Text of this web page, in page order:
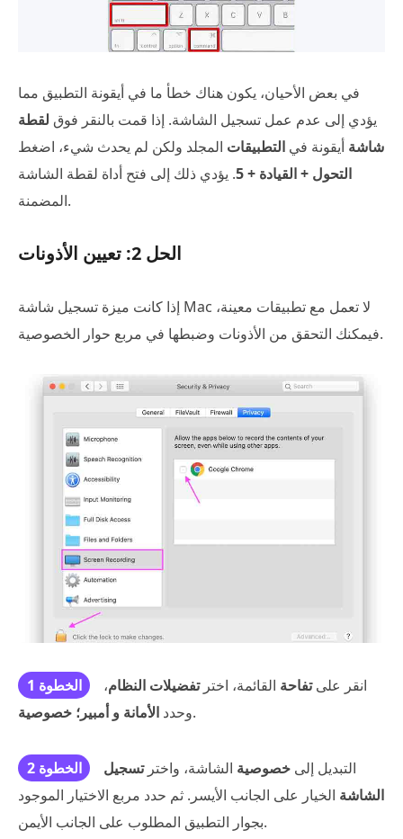
في بعض الأحيان، يكون هناك خطأ ما في أيقونة التطبيق مما
يؤدي إلى عدم عمل تسجيل الشاشة. إذا قمت بالنقر فوق لقطة
شاشة أيقونة في التطبيقات المجلد ولكن لم يحدث شيء، اضغط
التحول + القيادة + 5
. يؤدي ذلك إلى فتح أداة لقطة الشاشة
المضمنة.
الحل 2: تعيين الأذونات
إذا كانت ميزة تسجيل شاشة Mac لا تعمل مع تطبيقات معينة،
فيمكنك التحقق من الأذونات وضبطها في مربع حوار الخصوصية.
الخطوة 1 انقر علىتفاحة القائمة، اخترتفضيلات النظام،
وحدد الأمانة و أمبير؛ خصوصية .
الخطوة 2 التبديل إلى خصوصية الشاشة، واخترتسجيل
الشاشة الخيار على الجانب الأيسر. ثم حدد مربع الاختيار الموجود
بجوار التطبيق المطلوب على الجانب الأيمن.